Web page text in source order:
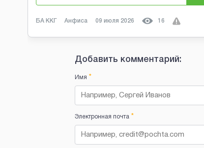
БА ККГ Анфиса 09 июля 2026 16
Добавить комментарий:
Имя *
Электронная почта*